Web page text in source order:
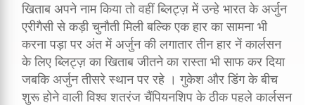
खिताब अपने नाम किया तो वहीं ब्लिट्ज़ में उन्हे भारत के अर्जुन
एरीगैसी से कड़ी चुनौती मिली बल्कि एक हार का सामना भी
करना पड़ा पर अंत में अर्जुन की लगातार तीन हार नें कार्लसन
के लिए ब्लिट्ज़ का खिताब जीतने का रास्ता भी साफ कर दिया
जबकि अर्जुन तीसरे स्थान पर रहे । गुकेश और डिंग के बीच
शुरू होने वाली विश्व शतरंज चैंपियनशिप के ठीक पहले कार्लसन